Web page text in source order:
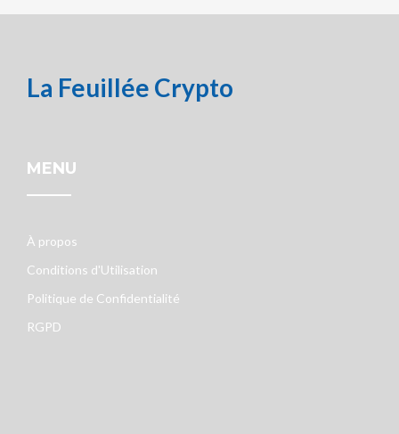
La Feuillée Crypto
MENU
À propos
Conditions d'Utilisation
Politique de Confidentialité
RGPD